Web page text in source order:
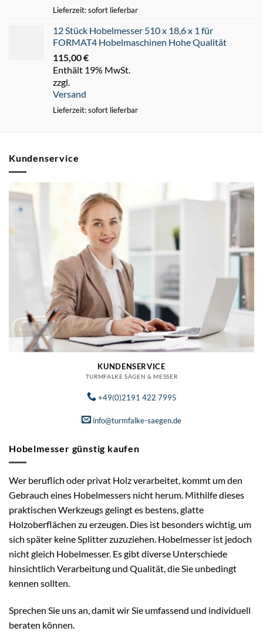
Lieferzeit: sofort lieferbar
12 Stück Hobelmesser 510 x 18,6 x 1 für
FORMAT4 Hobelmaschinen Hohe Qualität
115,00€
Enthält 19% MwSt.
zzgl.
Versand
Lieferzeit: sofort lieferbar
Kundenservice
KUNDENSERVICE
TURMFALKE SÄGEN & MESSER
+49(0)2191 422 7995
info@turmfalke-saegen.de
Hobelmesser günstig kaufen
Wer beruflich oder privat Holz verarbeitet, kommt um den
Gebrauch eines Hobelmessers nicht herum. Mithilfe dieses
praktischen Werkzeugs gelingt es bestens, glatte
Holzoberflächen zu erzeugen. Dies ist besonders wichtig, um
sich später keine Splitter zuzuziehen. Hobelmesser ist jedoch
nicht gleich Hobelmesser. Es gibt diverse Unterschiede
hinsichtlich Verarbeitung und Qualität, die Sie unbedingt
kennen sollten.
Sprechen Sie uns an, damit wir Sie umfassend und individuell
beraten können.